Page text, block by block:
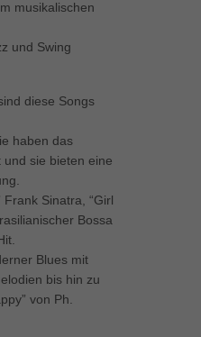
musikalischen
und Swing
diese Songs
haben das
und sie bieten eine
Frank Sinatra, “Girl
Bossa
Blues mit
bis hin zu
von Ph.
Kategorien geben oder sich
und so nur bestimmte
Funktionen und sind für
erforderlich.
oder Publishern verwendet,
Sie tun dies, indem sie